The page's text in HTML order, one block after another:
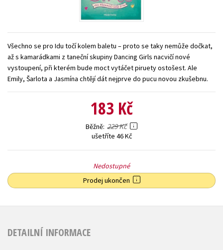
Zahraniční literatura
Všechno se pro Idu točí kolem baletu – proto se taky nemůže dočkat,
až s kamarádkami z taneční skupiny Dancing Girls nacvičí nové
vystoupení, při kterém bude moct vytáčet piruety ostošest. Ale
Emily, Šarlota a Jasmína chtějí dát nejprve do pucu novou zkušebnu.
183 Kč
Běžně 229 Kč
ušetříte 46 Kč
Nedostupné
Prodej ukončen
DETAILNÍ INFORMACE